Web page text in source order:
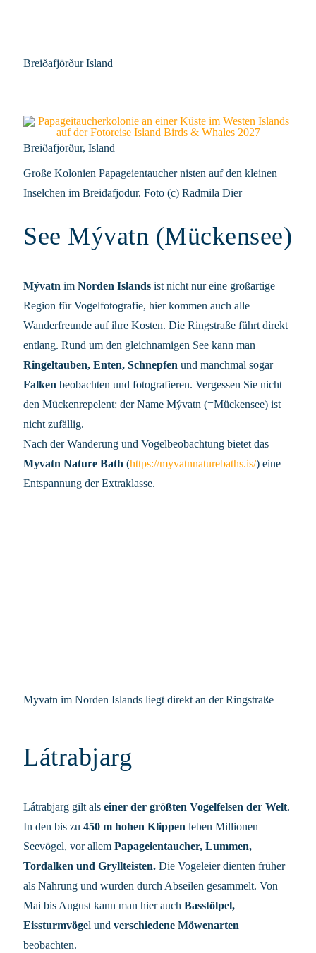
Breiðafjörður Island
Breiðafjörður, Island
Große Kolonien Papageientaucher nisten auf den kleinen
Inselchen im Breidafjodur. Foto (c) Radmila Dier
See Mývatn (Mückensee)
Mývatn im Norden Islands ist nicht nur eine großartige
Region für Vogelfotografie, hier kommen auch alle
Wanderfreunde auf ihre Kosten. Die Ringstraße führt direkt
entlang. Rund um den gleichnamigen See kann man
Ringeltauben, Enten, Schnepfen und manchmal sogar
Falken beobachten und fotografieren. Vergessen Sie nicht
den Mückenrepelent: der Name Mývatn (=Mückensee) ist
nicht zufällig.
Nach der Wanderung und Vogelbeobachtung bietet das
Myvatn Nature Bath (https://myvatnnaturebaths.is/) eine
Entspannung der Extraklasse.
Myvatn im Norden Islands liegt direkt an der Ringstraße
Látrabjarg
Látrabjarg gilt als einer der größten Vogelfelsen der Welt.
In den bis zu 450 m hohen Klippen leben Millionen
Seevögel, vor allem Papageientaucher, Lummen,
Tordalken und Gryllteisten. Die Vogeleier dienten früher
als Nahrung und wurden durch Abseilen gesammelt. Von
Mai bis August kann man hier auch Basstölpel,
Eissturmvögel und verschiedene Möwenarten
beobachten.